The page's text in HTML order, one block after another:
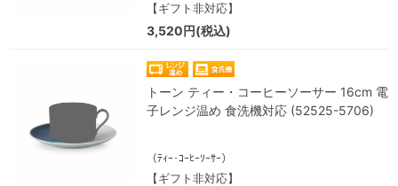
【ギフト非対応】
3,520円(税込)
トーン ティー・コーヒーソーサー 16cm 電
子レンジ温め 食洗機対応 (52525-5706)
（ﾃｨｰ･ｺｰﾋｰｿｰｻｰ）
【ギフト非対応】